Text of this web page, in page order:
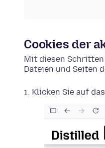
Cookies der
Mit diesen Schritten
Dateien und Seiten
Klicken Sie auf das